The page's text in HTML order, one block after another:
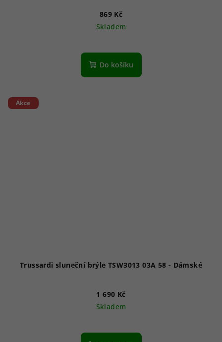
869 Kč
Skladem
Do košíku
Akce
Trussardi sluneční brýle TSW3013 03A 58 - Dámské
1 690 Kč
Skladem